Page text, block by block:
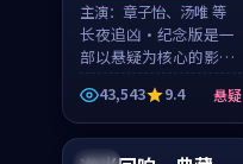
主演： 章子怡、汤唯 等
长夜追凶·纪念版是一
部以悬疑为核心的影视
作品，围绕危机、反转
与人物成长展开，整体
节奏紧凑，值得推荐观
看。
43,543 9.4 悬疑